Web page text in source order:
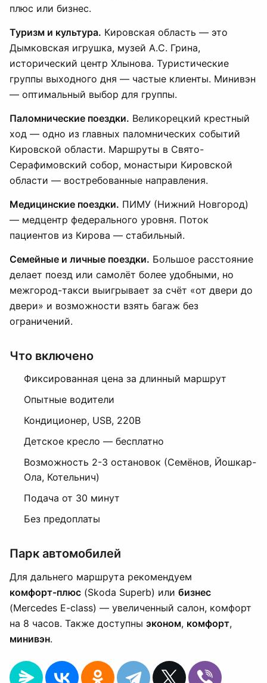
плюс или бизнес.
Туризм и культура. Кировская область — это
Дымковская игрушка, музей А.С. Грина,
исторический центр Хлынова. Туристические
группы выходного дня — частые клиенты. Минивэн
— оптимальный выбор для группы.
Паломнические поездки. Великорецкий крестный
ход — одно из главных паломнических событий
Кировской области. Маршруты в Свято-
Серафимовский собор, монастыри Кировской
области — востребованные направления.
Медицинские поездки. ПИМУ (Нижний Новгород)
— медцентр федерального уровня. Поток
пациентов из Кирова — стабильный.
Семейные и личные поездки. Большое расстояние
делает поезд или самолёт более удобными, но
межгород-такси выигрывает за счёт «от двери до
двери» и возможности взять багаж без
ограничений.
Что включено
Фиксированная цена за длинный маршрут
Опытные водители
Кондиционер, USB, 220В
Детское кресло — бесплатно
Возможность 2-3 остановок (Семёнов, Йошкар-
Ола, Котельнич)
Подача от 30 минут
Без предоплаты
Парк автомобилей
Для дальнего маршрута рекомендуем
комфорт-плюс (Skoda Superb) или бизнес
(Mercedes E-class) — увеличенный салон, комфорт
на 8 часов. Также доступны эконом, комфорт,
минивэн.